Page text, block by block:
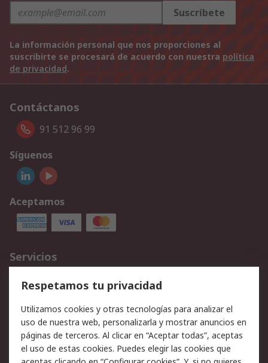
Suscríbete
La información personal que nos proporciones al
suscribirte se procesará de acuerdo con nuestra política
de privacidad.
Contáctanos
91 512 96 99
Síguenos
Aceptamos
Servicios
Cómo realizar pedidos
Devoluciones
Facturación y pago
Ofertas
Soporte técnico
Legal
Respetamos tu privacidad
Utilizamos cookies y otras tecnologías para analizar el
uso de nuestra web, personalizarla y mostrar anuncios en
páginas de terceros. Al clicar en “Aceptar todas”, aceptas
el uso de estas cookies. Puedes elegir las cookies que